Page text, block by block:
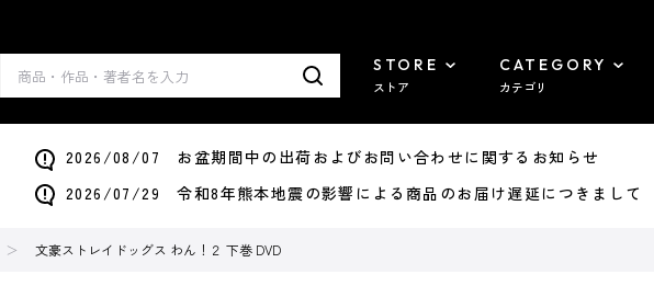
STORE
ストア
CATEGORY
カテゴリ
2026/08/07 お盆期間中の出荷およびお問い合わせに関するお知らせ
2026/07/29 令和8年熊本地震の影響による商品のお届け遅延につきまして
文豪ストレイドッグス わん！２ 下巻 DVD